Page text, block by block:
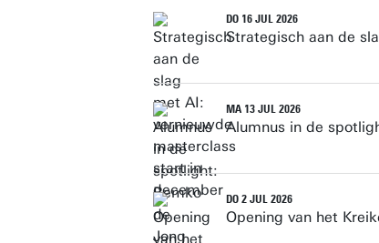
DO 16 JUL 2026
Strategisch aan de
MA 13 JUL 2026
Alumnus in de
DO 2 JUL 2026
Opening van het